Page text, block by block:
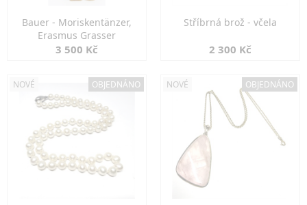
Bauer - Moriskentänzer,
Erasmus Grasser
3 500 Kč
Stříbrná brož - včela
2 300 Kč
NOVÉ OBJEDNÁNO NOVÉ OBJEDNÁNO